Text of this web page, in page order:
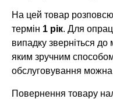
На цей товар
термін 1 рік. Для
випадку зверніться до
яким зручним
обслуговування
Повернення товару